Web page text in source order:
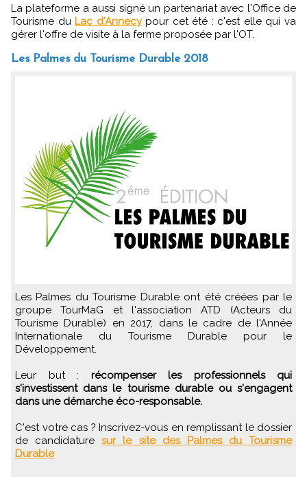
La plateforme a aussi signé un partenariat avec l'Office de
Tourisme du Lac d'Annecypour cet été : c'est elle qui va
gérer l'offre de visite à la ferme proposée par l'OT.
Les Palmes du Tourisme Durable 2018
Les Palmes du Tourisme Durable ont été créées par le
groupe TourMaG et l'association ATD (Acteurs du
Tourisme Durable) en 2017, dans le cadre de l'Année
Internationale du Tourisme Durable pour le
Développement.
Leur but : récompenser les professionnels qui
s'investissent dans le tourisme durable ou s'engagent
dans une démarche éco-responsable.
C'est votre cas ? Inscrivez-vous en remplissant le dossier
de candidaturesur le site des Palmes du Tourisme
Durable